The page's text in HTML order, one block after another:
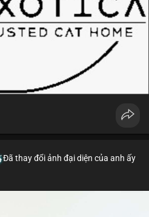
Đã thay đổi ảnh đại diện của anh ấy